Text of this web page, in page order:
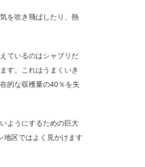
を吹き飛ばしたり、熱
ているのはシャブリだ
す。これはうまくいき
的な収穫量の40％を失
ようにするための巨大
地区ではよく見かけます